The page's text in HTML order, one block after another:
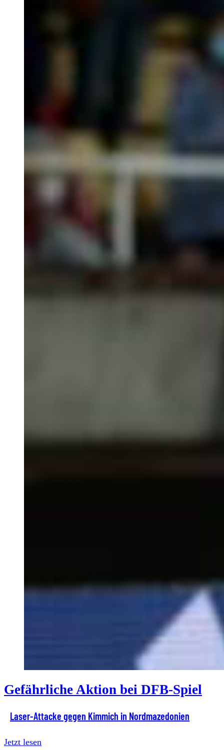
Gefährliche Aktion bei DFB-Spiel
Laser-Attacke gegen Kimmich in Nordmazedonien
Jetzt lesen